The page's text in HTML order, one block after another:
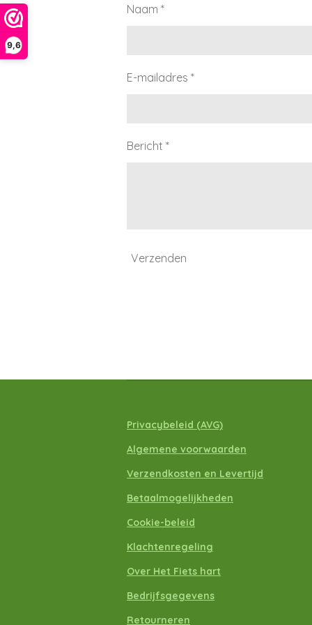
9,6
Naam *
E-mailadres *
Bericht *
Verzenden
Privacybeleid (AVG)
Algemene voorwaarden
Verzendkosten en Levertijd
Betaalmogelijkheden
Cookie-beleid
Klachtenregeling
Over Het Fiets hart
Bedrijfsgegevens
Retourneren